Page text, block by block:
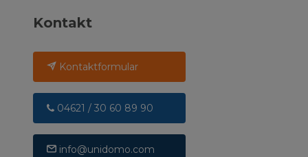
Kontakt
Kontaktformular
04621 / 30 60 89 90
info@unidomo.com